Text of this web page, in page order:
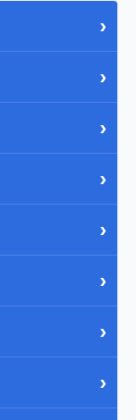
›
›
›
›
›
›
›
›